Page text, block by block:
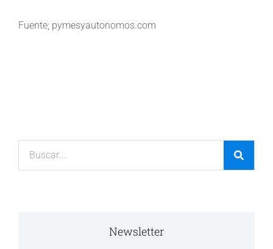
Fuente; pymesyautonomos.com
Newsletter